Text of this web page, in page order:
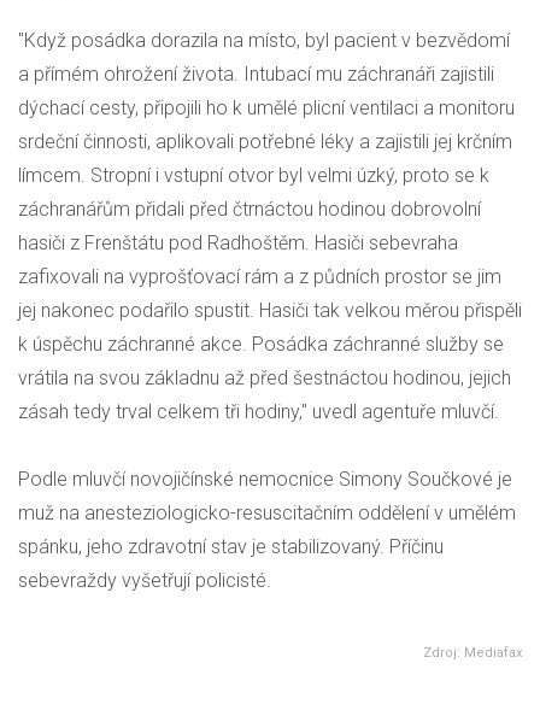
"Když posádka dorazila na místo, byl pacient v bezvědomí
a přímém ohrožení života. Intubací mu záchranáři zajistili
dýchací cesty, připojili ho k umělé plicní ventilaci a monitoru
srdeční činnosti, aplikovali potřebné léky a zajistili jej krčním
límcem. Stropní i vstupní otvor byl velmi úzký, proto se k
záchranářům přidali před čtrnáctou hodinou dobrovolní
hasiči z Frenštátu pod Radhoštěm. Hasiči sebevraha
zafixovali na vyprošťovací rám a z půdních prostor se jim
jej nakonec podařilo spustit. Hasiči tak velkou měrou přispěli
k úspěchu záchranné akce. Posádka záchranné služby se
vrátila na svou základnu až před šestnáctou hodinou, jejich
zásah tedy trval celkem tři hodiny," uvedl agentuře mluvčí.
Podle mluvčí novojičínské nemocnice Simony Součkové je
muž na anesteziologicko-resuscitačním oddělení v umělém
spánku, jeho zdravotní stav je stabilizovaný. Příčinu
sebevraždy vyšetřují policisté.
Zdroj: Mediafax